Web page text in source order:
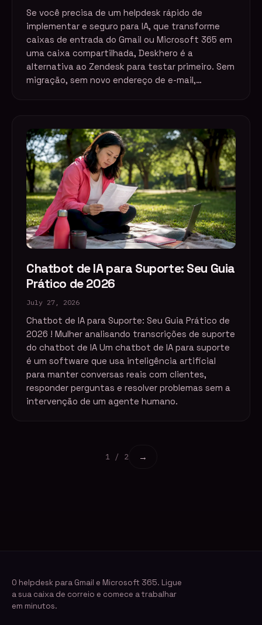
Se você precisa de um helpdesk rápido de
implementar e seguro para IA, que transforme
caixas de entrada do Gmail ou Microsoft 365 em
uma caixa compartilhada, Deskhero é a
alternativa ao Zendesk para testar primeiro. Sem
migração, sem novo endereço de e-mail,…
Chatbot de IA para Suporte: Seu Guia
Prático de 2026
July 27, 2026
Chatbot de IA para Suporte: Seu Guia Prático de
2026 ! Mulher analisando transcrições de suporte
do chatbot de IA Um chatbot de IA para suporte
é um software que usa inteligência artificial
para manter conversas reais com clientes,
responder perguntas e resolver problemas sem a
intervenção de um agente humano.
1 / 2 →
O helpdesk para Gmail e Microsoft 365. Ligue
a sua caixa de correio e comece a trabalhar
em minutos.